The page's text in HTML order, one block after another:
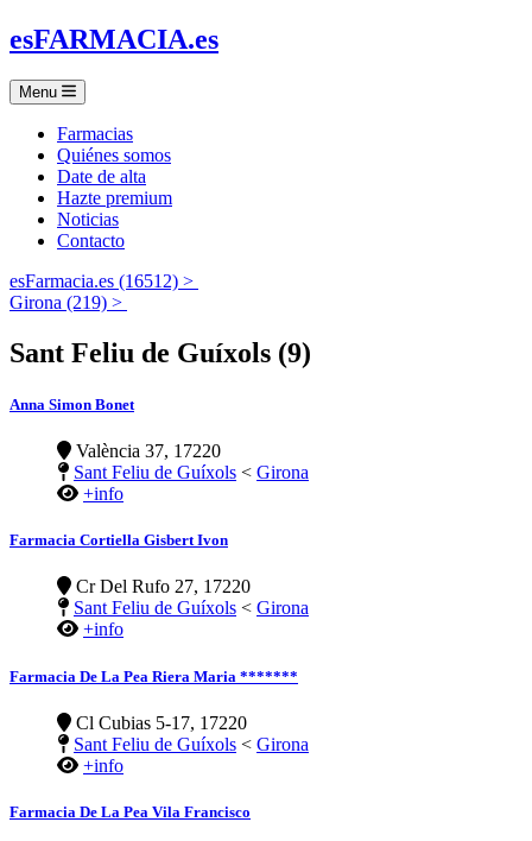
esFARMACIA.es
Menu
Farmacias
Quiénes somos
Date de alta
Hazte premium
Noticias
Contacto
esFarmacia.es (16512) >
Girona (219) >
Sant Feliu de Guíxols (9)
Anna Simon Bonet
València 37, 17220
Sant Feliu de Guíxols < Girona
+info
Farmacia Cortiella Gisbert Ivon
Cr Del Rufo 27, 17220
Sant Feliu de Guíxols < Girona
+info
Farmacia De La Pea Riera Maria *******
Cl Cubias 5-17, 17220
Sant Feliu de Guíxols < Girona
+info
Farmacia De La Pea Vila Francisco